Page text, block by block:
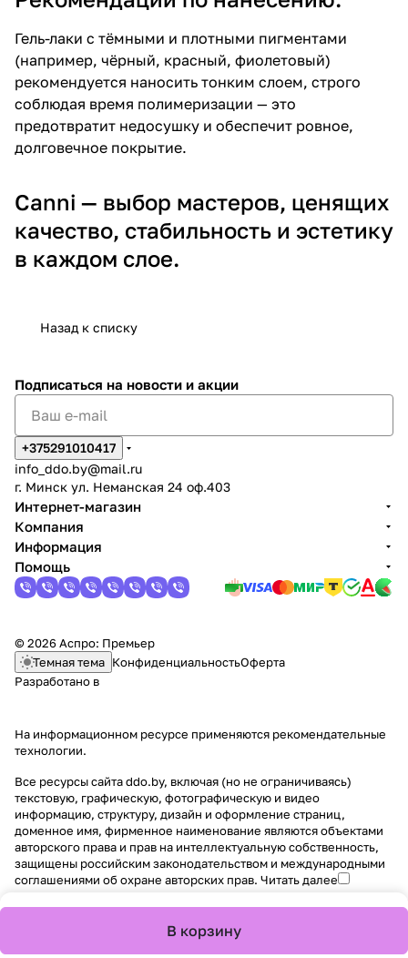
Гель-лаки с тёмными и плотными пигментами
(например, чёрный, красный, фиолетовый)
рекомендуется наносить тонким слоем, строго
соблюдая время полимеризации — это
предотвратит недосушку и обеспечит ровное,
долговечное покрытие.
Canni — выбор мастеров, ценящих
качество, стабильность и эстетику
в каждом слое.
Назад к списку
В корзину
Подписаться на новости и акции
+375291010417
info_ddo.by@mail.ru
г. Минск ул. Неманская 24 оф.403
Интернет-магазин
Компания
Информация
Помощь
© 2026 Аспро: Премьер
Темная тема КонфиденциальностьОферта
Разработано в
На информационном ресурсе применяются рекомендательные
технологии.
Все ресурсы сайта ddo.by, включая (но не ограничиваясь)
текстовую, графическую, фотографическую и видео
информацию, структуру, дизайн и оформление страниц,
доменное имя, фирменное наименование являются объектами
авторского права и прав на интеллектуальную собственность,
защищены российским законодательством и международными
соглашениями об охране авторских прав. Читать далее